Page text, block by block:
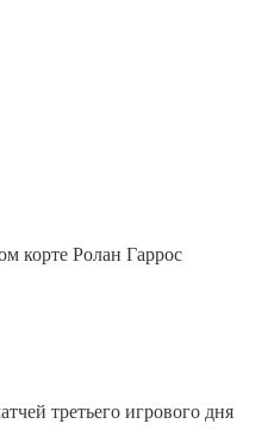
корте Ролан Гаррос
третьего игрового дня